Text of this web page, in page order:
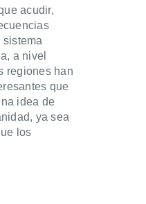
acudir,
a nivel
regiones han
que
idea de
ya sea
los